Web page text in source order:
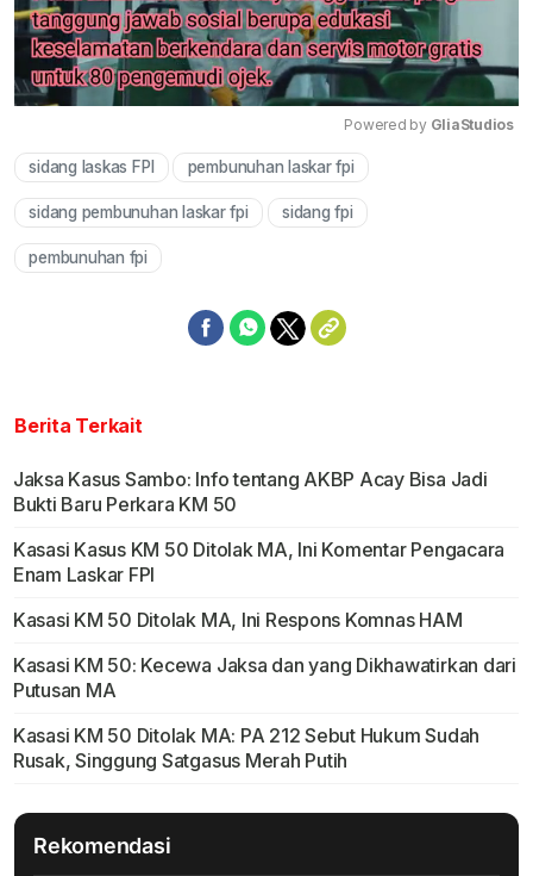
Powered by GliaStudios
sidang laskas FPI pembunuhan laskar fpi
sidang pembunuhan laskar fpi sidang fpi
pembunuhan fpi
Berita Terkait
Jaksa Kasus Sambo: Info tentang AKBP Acay Bisa Jadi
Bukti Baru Perkara KM 50
Kasasi Kasus KM 50 Ditolak MA, Ini Komentar Pengacara
Enam Laskar FPI
Kasasi KM 50 Ditolak MA, Ini Respons Komnas HAM
Kasasi KM 50: Kecewa Jaksa dan yang Dikhawatirkan dari
Putusan MA
Kasasi KM 50 Ditolak MA: PA 212 Sebut Hukum Sudah
Rusak, Singgung Satgasus Merah Putih
Rekomendasi